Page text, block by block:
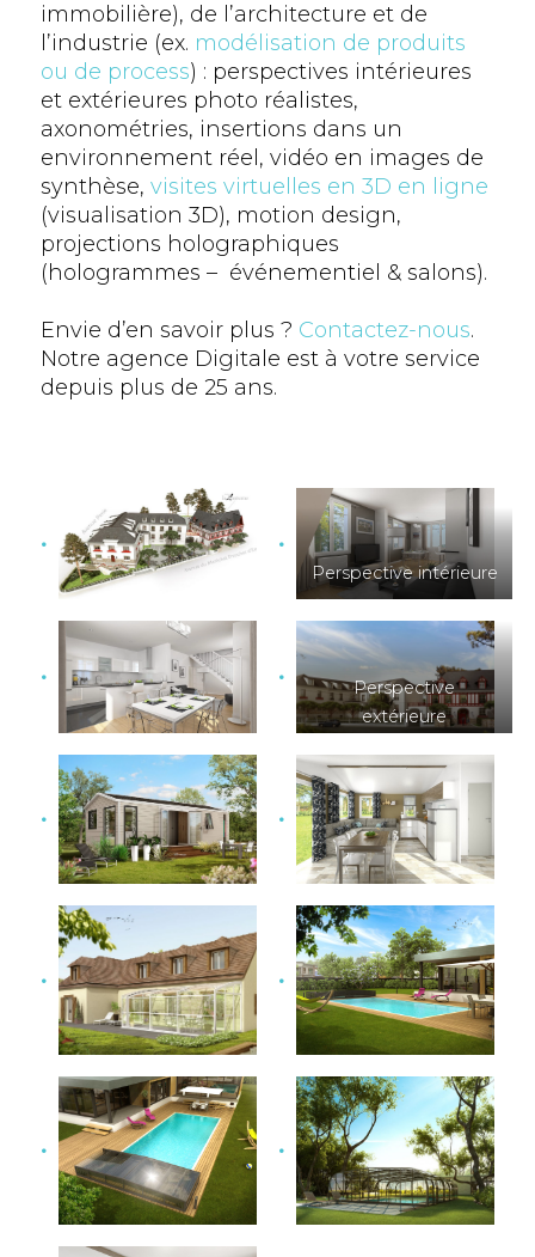
immobilière), de l’architecture et de
l’industrie (ex. modélisation de produits
ou de process) : perspectives intérieures
et extérieures photo réalistes,
axonométries, insertions dans un
environnement réel, vidéo en images de
synthèse, visites virtuelles en 3D en ligne
(visualisation 3D), motion design,
projections holographiques
(hologrammes – événementiel & salons).
Envie d’en savoir plus ? Contactez-nous.
Notre agence Digitale est à votre service
depuis plus de 25 ans.
Perspective intérieure
Perspective
extérieure